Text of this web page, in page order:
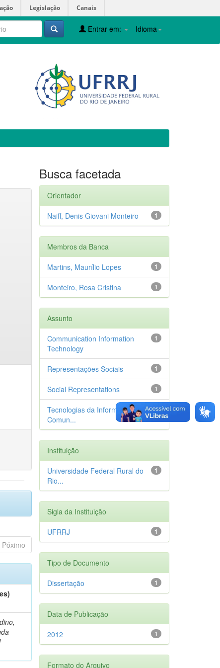
Legislação Canais
Idioma
Entrar em:
Póximo
Busca facetada
Orientador
1
Naiff, Denis Giovani Monteiro
Membros da Banca
1
Martins, Maurílio Lopes
1
Monteiro, Rosa Cristina
Assunto
1
Communication Information
Technology
1
Representações Sociais
1
Social Representations
1
Tecnologias da Informação e
Comun...
Instituição
1
Universidade Federal Rural do
Rio...
Sigla da Instituição
1
UFRRJ
Tipo de Documento
1
Dissertação
Data de Publicação
1
2012
Formato do Arquivo